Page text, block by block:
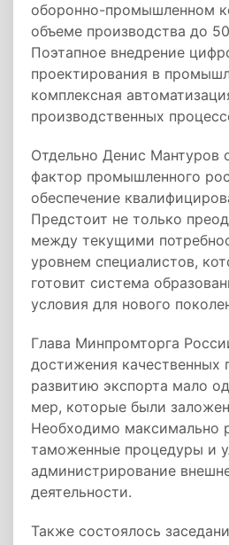
оборонно-промышленном
объеме производства до
Поэтапное внедрение
проектирования в
комплексная
производственных
Отдельно Денис Мантуров
фактор промышленного
обеспечение
Предстоит не только
между текущими
уровнем специалистов,
готовит система
условия для нового
Глава Минпромторга
достижения качественных
развитию экспорта мало
мер, которые были
Необходимо максимально
таможенные процедуры и
администрирование
деятельности.
Также состоялось